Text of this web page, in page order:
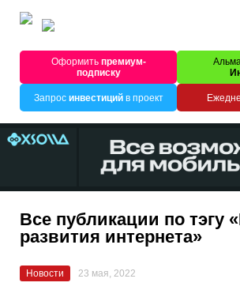
Оформитьпремиум-
подписку
Запрос инвестицийв проект
Все публикации по тэгу
развития интернета»
Новости 23 мая, 2022